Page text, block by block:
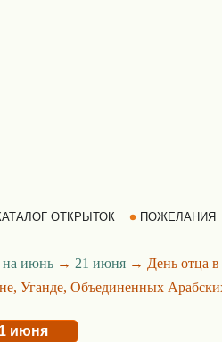
ОТКРЫТОК ПОЖЕЛАНИЯ
на июнь→ 21 июня→ День отца в
Уганде, Объединенных
июня